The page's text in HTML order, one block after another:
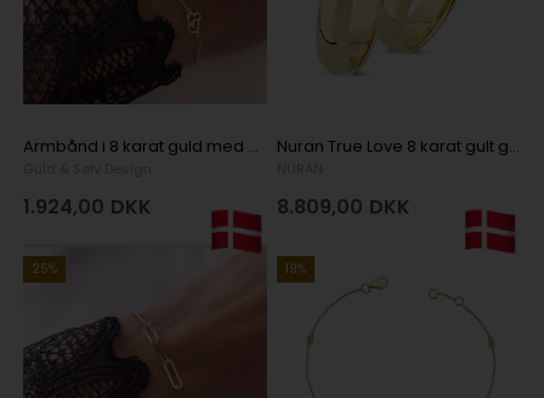
Armbånd i 8 karat guld med hjerter, 16 - 19 cm
1.924,00 DKK
Nuran True Love 8 karat gult guld Vielsesringe med 0,03 ct diamanter wesselton si i hjerte
8.809,00 DKK
25% 19%